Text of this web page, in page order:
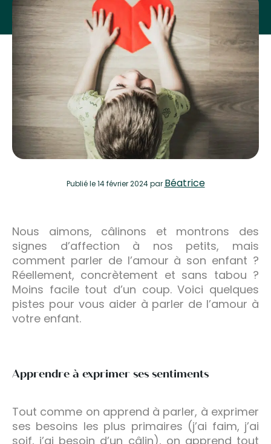
Publiéle 14 février 2024par Béatrice
Nous aimons, câlinons et montrons des
signes d’affection à nos petits, mais
comment parler de l’amour à son enfant ?
Réellement, concrètement et sans tabou ?
Moins facile tout d’un coup. Voici quelques
pistes pour vous aider à parler de l’amour à
votre enfant.
Apprendre à exprimer ses sentiments
Tout comme on apprend à parler, à exprimer
ses besoins les plus primaires (j’ai faim, j’ai
soif, j’ai besoin d’un câlin), on apprend tout